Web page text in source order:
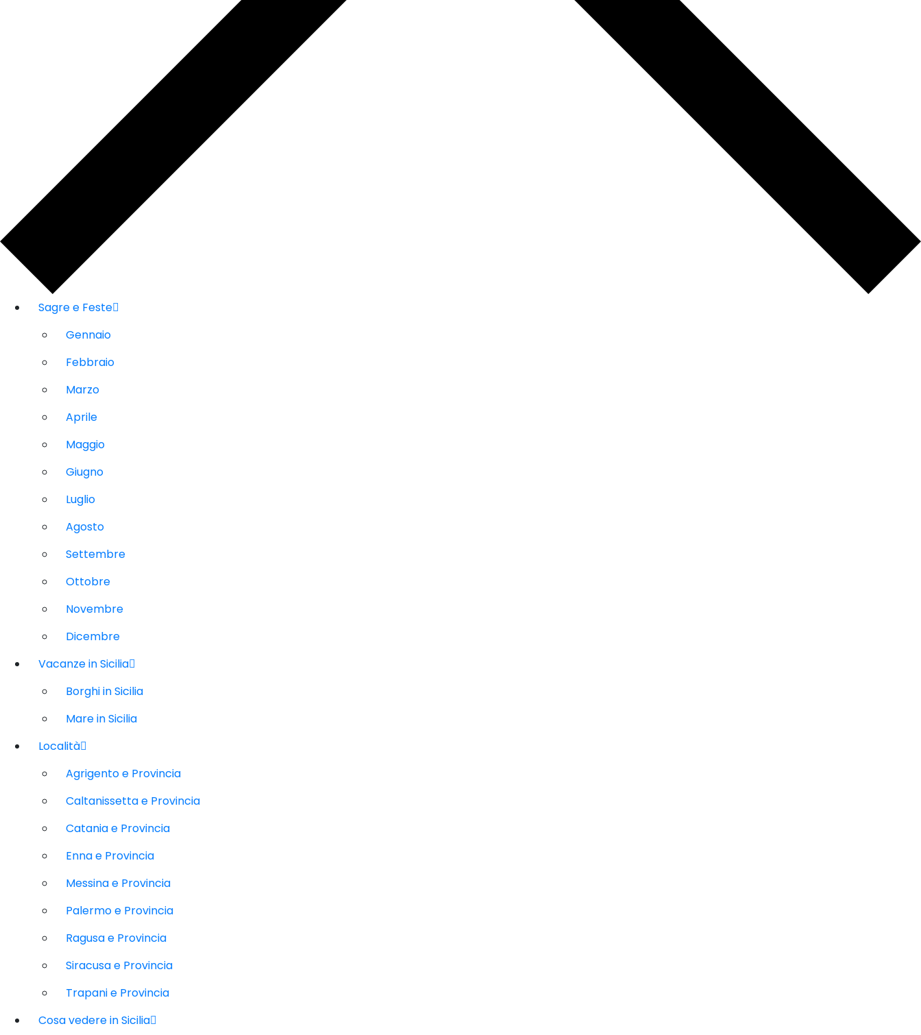
Sagre e Feste
Gennaio
Febbraio
Marzo
Aprile
Maggio
Giugno
Luglio
Agosto
Settembre
Ottobre
Novembre
Dicembre
Vacanze in Sicilia
Borghi in Sicilia
Mare in Sicilia
Località
Agrigento e Provincia
Caltanissetta e Provincia
Catania e Provincia
Enna e Provincia
Messina e Provincia
Palermo e Provincia
Ragusa e Provincia
Siracusa e Provincia
Trapani e Provincia
Cosa vedere in Sicilia